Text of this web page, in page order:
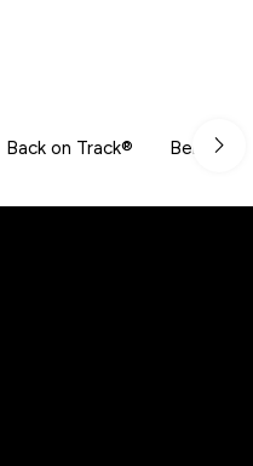
Back on Track® Beris